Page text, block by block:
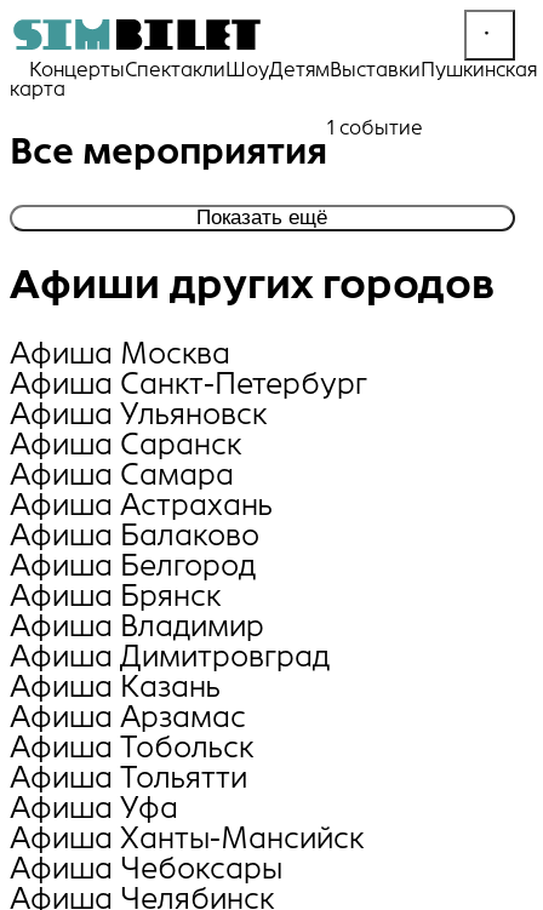
КонцертыСпектакли ШоуДетямВыставкиПушкинская
карта
Все мероприятия
1 событие
Показать ещё
Афиши других городов
Афиша Москва
Афиша Санкт-Петербург
Афиша Ульяновск
Афиша Саранск
Афиша Самара
Афиша Астрахань
Афиша Балаково
Афиша Белгород
Афиша Брянск
Афиша Владимир
Афиша Димитровград
Афиша Казань
Афиша Арзамас
Афиша Тобольск
Афиша Тольятти
Афиша Уфа
Афиша Ханты-Мансийск
Афиша Чебоксары
Афиша Челябинск